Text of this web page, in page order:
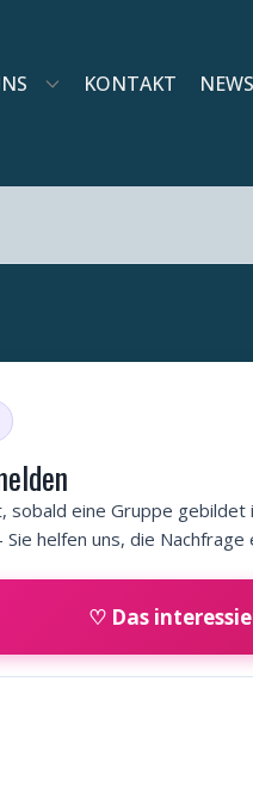
KONTAKT
sobald eine Gruppe
helfen uns, die Nachfrage
♡ Das